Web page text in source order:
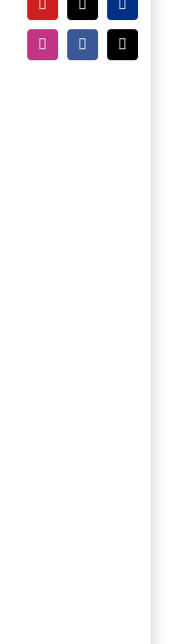
YouTubeTiktokPayPal
InstagramFacebook
E-
Mail